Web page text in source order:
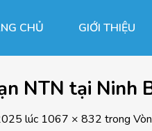
CHỦ GIỚI THIỆU
NTN tại Ninh
lúc 1067 × 832 trong